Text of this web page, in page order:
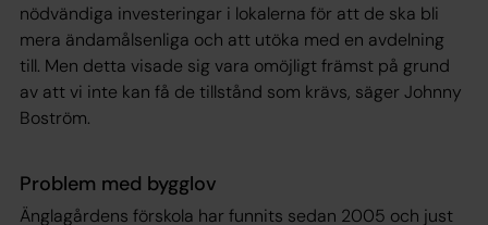
nödvändiga investeringar i lokalerna för att de ska bli
mera ändamålsenliga och att utöka med en avdelning
till. Men detta visade sig vara omöjligt främst på grund
av att vi inte kan få de tillstånd som krävs, säger Johnny
Boström.
Problem med bygglov
Änglagårdens förskola har funnits sedan 2005 och just